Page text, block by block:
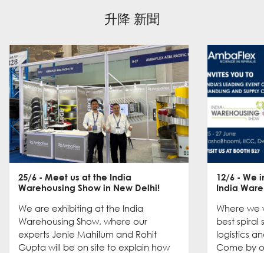
升降 新聞
25/6 - Meet us at the India
Warehousing Show in New Delhi!
We are exhibiting at the India
Warehousing Show, where our
experts Jenie Mahilum and Rohit
Gupta will be on site to explain how
12/6 - We
India
Where we
best spiral
logistics
Come by